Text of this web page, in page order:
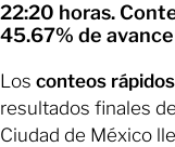
22:20 horas.
45.67% de avance
Los conteos rápidos
resultados finales
Ciudad de México